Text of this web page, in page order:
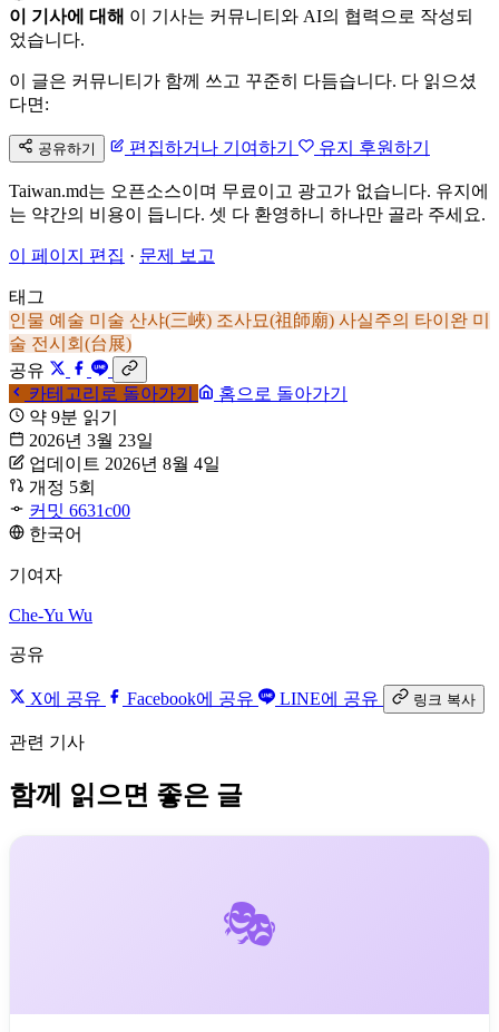
이 기사에 대해 이 기사는 커뮤니티와 AI의 협력으로 작성되
었습니다.
이 글은 커뮤니티가 함께 쓰고 꾸준히 다듬습니다. 다 읽으셨
다면:
공유하기 편집하거나 기여하기 유지 후원하기
Taiwan.md는 오픈소스이며 무료이고 광고가 없습니다. 유지에
는 약간의 비용이 듭니다. 셋 다 환영하니 하나만 골라 주세요.
이 페이지 편집 · 문제 보고
태그
인물 예술 미술 산샤(三峽) 조사묘(祖師廟) 사실주의 타이완 미
술 전시회(台展)
공유
카테고리로 돌아가기
홈으로 돌아가기
약 9분 읽기
2026년 3월 23일
업데이트 2026년 8월 4일
개정 5회
커밋 6631c00
한국어
기여자
Che-Yu Wu
공유
X에 공유 Facebook에 공유 LINE에 공유 링크 복사
관련 기사
함께 읽으면 좋은 글
🎭